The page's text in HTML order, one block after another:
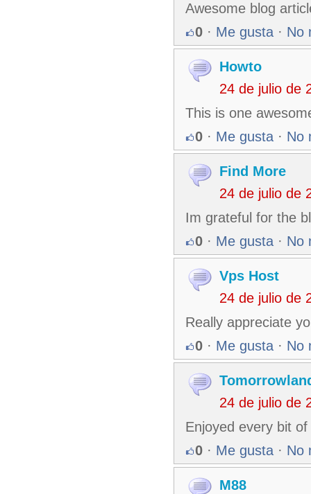
Awesome blog
0 · Me gusta · No
Howto
24 de julio de
This is one
0 · Me gusta · No
Find More
24 de julio de
Im grateful for the
0 · Me gusta · No
Vps Host
24 de julio de
Really appreciate
0 · Me gusta · No
24 de julio de
Enjoyed every bit
0 · Me gusta · No
M88